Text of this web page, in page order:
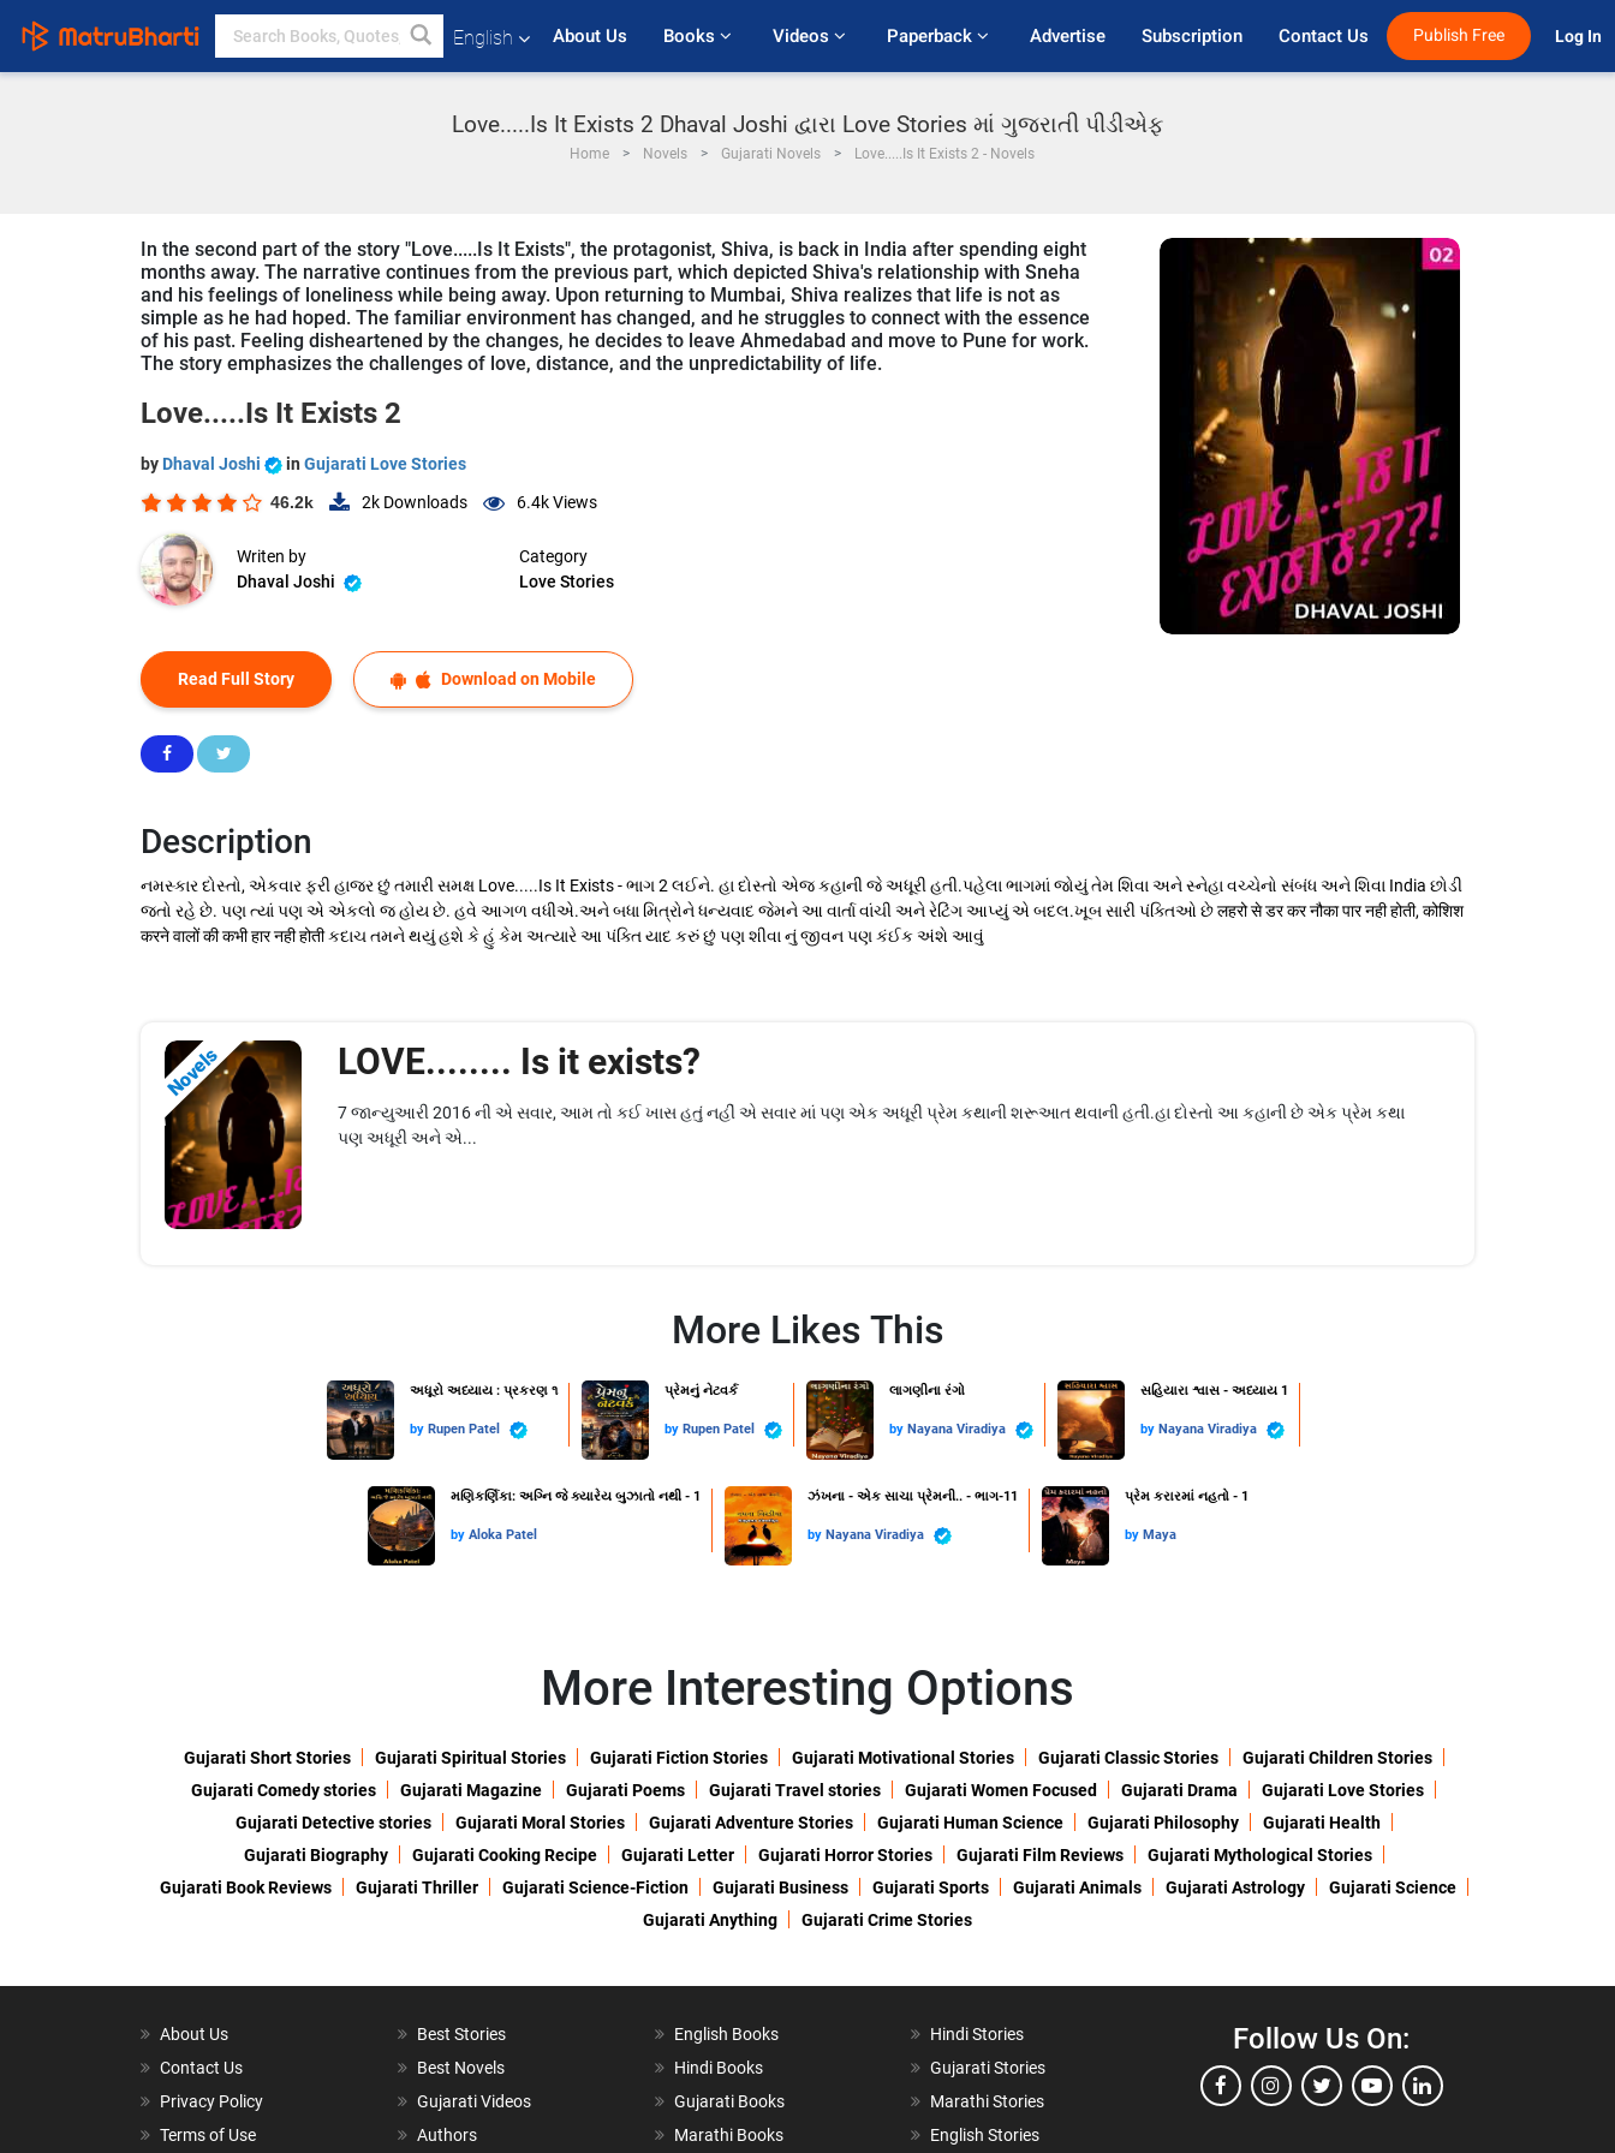
English About Us Books Videos Paperback Advertise Subscription Contact Us Publish Free Log In
Love.....Is It Exists 2 Dhaval Joshi દ્વારા Love Stories માં ગુજરાતી પીડીએફ
Home Novels Gujarati Novels Love.....Is It Exists 2 - Novels
In the second part of the story "Love.....Is It Exists", the protagonist, Shiva, is back in India after spending eight
months away. The narrative continues from the previous part, which depicted Shiva's relationship with Sneha
and his feelings of loneliness while being away. Upon returning to Mumbai, Shiva realizes that life is not as
simple as he had hoped. The familiar environment has changed, and he struggles to connect with the essence
of his past. Feeling disheartened by the changes, he decides to leave Ahmedabad and move to Pune for work.
The story emphasizes the challenges of love, distance, and the unpredictability of life.
Love.....Is It Exists 2
by Dhaval Joshi in Gujarati Love Stories
46.2k 2k Downloads 6.4kViews
Writen by
Dhaval Joshi
Category
Love Stories
Read Full Story Download on Mobile
Description
નમસ્કાર દોસ્તો, એકવાર ફરી હાજર છું તમારી સમક્ષ Love.....Is It Exists - ભાગ 2 લઈને. હા દોસ્તો એજ કહાની જે અધૂરી હતી.પહેલા ભાગમાં જોયું તેમ શિવા અને સ્નેહા વચ્ચેનો સંબંધ અને શિવા India છોડી
જતો રહે છે. પણ ત્યાં પણ એ એકલો જ હોય છે. હવે આગળ વધીએ.અને બધા મિત્રોને ધન્યવાદ જેમને આ વાર્તા વાંચી અને રેટિંગ આપ્યું એ બદલ.ખૂબ સારી પંક્તિઓ છે लहरो से डर कर नौका पार नही होती, कोशिश
करने वालों की कभी हार नही होती કદાચ તમને થયું હશે કે હું કેમ અત્યારે આ પંક્તિ યાદ કરું છું પણ શીવા નું જીવન પણ કંઈક અંશે આવું
Novels LOVE........ Is it exists?
7 જાન્યુઆરી 2016 ની એ સવાર, આમ તો કઈ ખાસ હતું નહીં એ સવાર માં પણ એક અધૂરી પ્રેમ કથાની શરૂઆત થવાની હતી.હા દોસ્તો આ કહાની છે એક પ્રેમ કથા
પણ અધૂરી અને એ...
More Likes This
અધૂરો અધ્યાય : પ્રકરણ ૧
by Rupen Patel
પ્રેમનું નેટવર્ક
by Rupen Patel
લાગણીના રંગો
by Nayana Viradiya
સહિયારા શ્વાસ - અધ્યાય 1
by Nayana Viradiya
મણિકર્ણિકા: અગ્નિ જે ક્યારેય બુઝાતો નથી - 1
by Aloka Patel
ઝંખના - એક સાચા પ્રેમની.. - ભાગ-11
by Nayana Viradiya
પ્રેમ કરારમાં નહતો - 1
by Maya
More Interesting Options
Gujarati Short Stories Gujarati Spiritual Stories Gujarati Fiction Stories Gujarati Motivational Stories Gujarati Classic Stories
Gujarati Children Stories
Gujarati Comedy stories
Gujarati Magazine Gujarati Poems Gujarati Travel stories Gujarati Women Focused Gujarati Drama
Gujarati Love Stories
Gujarati Detective stories
Gujarati Moral Stories Gujarati Adventure Stories Gujarati Human Science Gujarati Philosophy
Gujarati Health
Gujarati Biography
Gujarati Cooking Recipe Gujarati Letter Gujarati Horror Stories Gujarati Film Reviews
Gujarati Mythological Stories
Gujarati Book Reviews
Gujarati Thriller Gujarati Science-Fiction Gujarati Business Gujarati Sports Gujarati Animals Gujarati Astrology
Gujarati Science
Gujarati Anything
Gujarati Crime Stories
About Us
Contact Us
Privacy Policy
Terms of Use
Best Stories
Best Novels
Gujarati Videos
Authors
English Books
Hindi Books
Gujarati Books
Marathi Books
Hindi Stories
Gujarati Stories
Marathi Stories
English Stories
Follow Us On: